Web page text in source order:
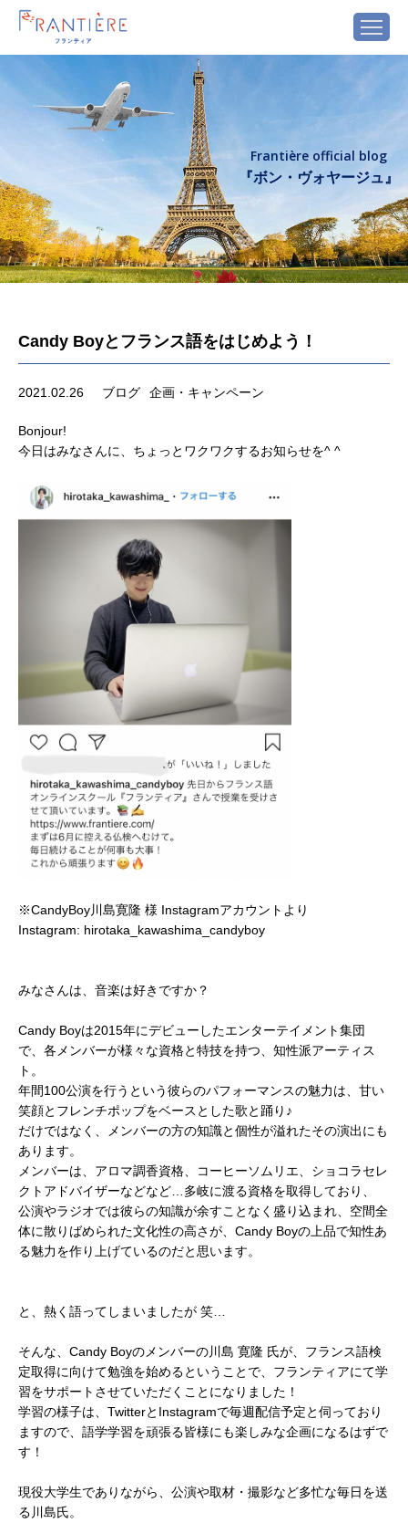
Frantière official blog
『ボン・ヴォヤージュ』
Candy Boyとフランス語をはじめよう！
2021.02.26 ブログ 企画・キャンペーン
Bonjour!
今日はみなさんに、ちょっとワクワクするお知らせを^ ^
※CandyBoy川島寛隆 様 Instagramアカウントより
Instagram: hirotaka_kawashima_candyboy
みなさんは、音楽は好きですか？
Candy Boyは2015年にデビューしたエンターテイメント集団
で、各メンバーが様々な資格と特技を持つ、知性派アーティス
ト。
年間100公演を行うという彼らのパフォーマンスの魅力は、甘い
笑顔とフレンチポップをベースとした歌と踊り♪
だけではなく、メンバーの方の知識と個性が溢れたその演出にも
あります。
メンバーは、アロマ調香資格、コーヒーソムリエ、ショコラセレ
クトアドバイザーなどなど…多岐に渡る資格を取得しており、
公演やラジオでは彼らの知識が余すことなく盛り込まれ、空間全
体に散りばめられた文化性の高さが、Candy Boyの上品で知性あ
る魅力を作り上げているのだと思います。
と、熱く語ってしまいましたが 笑…
そんな、Candy Boyのメンバーの川島 寛隆 氏が、フランス語検
定取得に向けて勉強を始めるということで、フランティアにて学
習をサポートさせていただくことになりました！
学習の様子は、TwitterとInstagramで毎週配信予定と伺っており
ますので、語学学習を頑張る皆様にも楽しみな企画になるはずで
す！
現役大学生でありながら、公演や取材・撮影など多忙な毎日を送
る川島氏。